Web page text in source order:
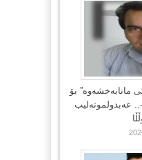
مانابەخشەوە” بۆ
“کاڵایەکی دیجیتاڵی”-3-.. عەبدولموتەلیب